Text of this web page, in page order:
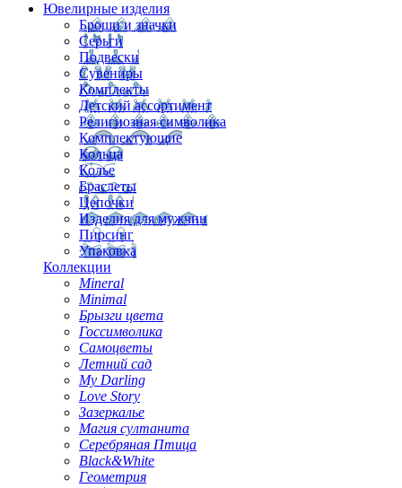
Ювелирные изделия
Броши и значки
Серьги
Подвески
Сувениры
Комплекты
Детский ассортимент
Религиозная символика
Комплектующие
Кольца
Колье
Браслеты
Цепочки
Изделия для мужчин
Пирсинг
Упаковка
Коллекции
Mineral
Minimal
Брызги цвета
Госсимволика
Самоцветы
Летний сад
My Darling
Love Story
Зазеркалье
Магия султанита
Серебряная Птица
Black&White
Геометрия